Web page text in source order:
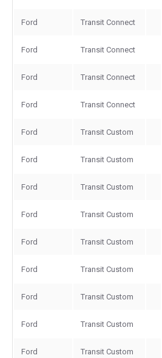
Ford Transit Connect
Ford Transit Connect
Ford Transit Connect
Ford Transit Connect
Ford Transit Custom
Ford Transit Custom
Ford Transit Custom
Ford Transit Custom
Ford Transit Custom
Ford Transit Custom
Ford Transit Custom
Ford Transit Custom
Ford Transit Custom